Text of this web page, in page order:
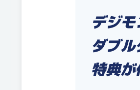
デジ
ダブ
特典が